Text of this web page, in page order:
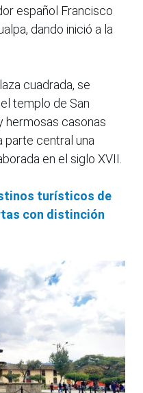
español Francisco
dando inició a la
cuadrada, se
templo de San
hermosas casonas
parte central una
en el siglo XVII.
turísticos de
con distinción